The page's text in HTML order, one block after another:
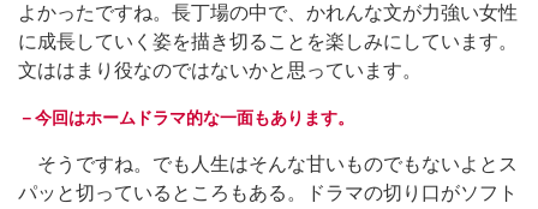
よかったですね。長丁場の中で、かれんな文が力強い女性
に成長していく姿を描き切ることを楽しみにしています。
文ははまり役なのではないかと思っています。
－今回はホームドラマ的な一面もあります。
そうですね。でも人生はそんな甘いものでもないよとス
パッと切っているところもある。ドラマの切り口がソフト